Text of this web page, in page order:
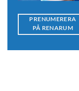
PRENUMERERA
PÅ RENARUM